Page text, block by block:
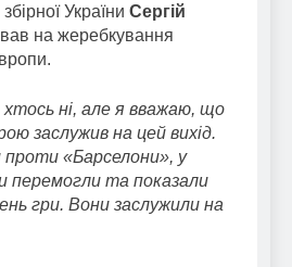
України Сергій
на жеребкування
хтось ні, але я вважаю, що
заслужив на цей вихід.
проти «Барселони», у
перемогли та показали
гри. Вони заслужили на